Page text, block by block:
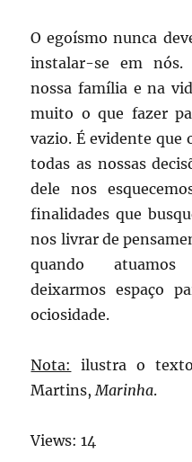
O egoísmo nunca
instalar-se em nós.
nossa família e na
muito o que fazer
vazio. É evidente que
todas as nossas
dele nos
finalidades que
nos livrar de
quando
deixarmos espaço
ociosidade.
Nota:
ilustra o
Martins,Marinha.
Views: 14